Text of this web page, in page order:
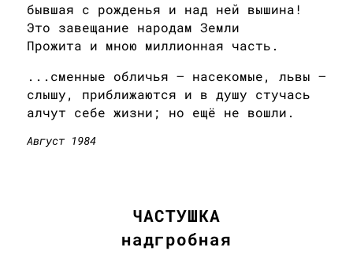
бывшая с рожденья и над ней вышина!
Это завещание народам Земли
Прожита и мною миллионная часть.
...сменные обличья — насекомые, львы —
слышу, приближаются и в душу стучась
алчут себе жизни; но ещё не вошли.
Август 1984
ЧАСТУШКА
надгробная